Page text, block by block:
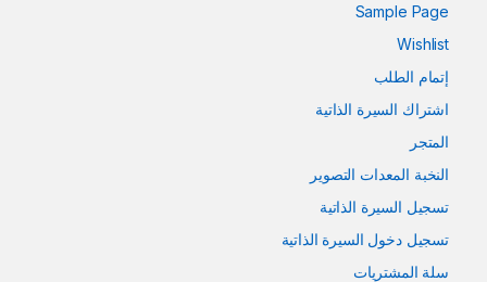
Sample Page
Wishlist
إتمام الطلب
اشتراك السيرة الذاتية
المتجر
النخبة المعدات التصوير
تسجيل السيرة الذاتية
تسجيل دخول السيرة الذاتية
سلة المشتريات